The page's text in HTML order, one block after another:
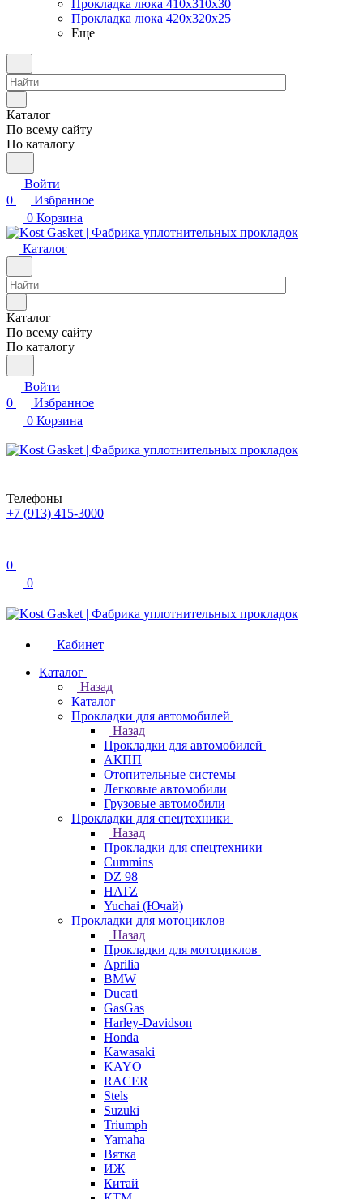
Прокладка люка 410х310х30
Прокладка люка 420x320x25
Еще
Каталог
По всему сайту
По каталогу
Войти
0
Избранное
0 Корзина
Каталог
Каталог
По всему сайту
По каталогу
Войти
0
Избранное
0 Корзина
Телефоны
+7 (913) 415-3000
0
0
Кабинет
Каталог
Назад
Каталог
Прокладки для автомобилей
Назад
Прокладки для автомобилей
АКПП
Отопительные системы
Легковые автомобили
Грузовые автомобили
Прокладки для спецтехники
Назад
Прокладки для спецтехники
Cummins
DZ 98
HATZ
Yuchai (Ючай)
Прокладки для мотоциклов
Назад
Прокладки для мотоциклов
Aprilia
BMW
Ducati
GasGas
Harley-Davidson
Honda
Kawasaki
KAYO
RACER
Stels
Suzuki
Triumph
Yamaha
Вятка
ИЖ
Китай